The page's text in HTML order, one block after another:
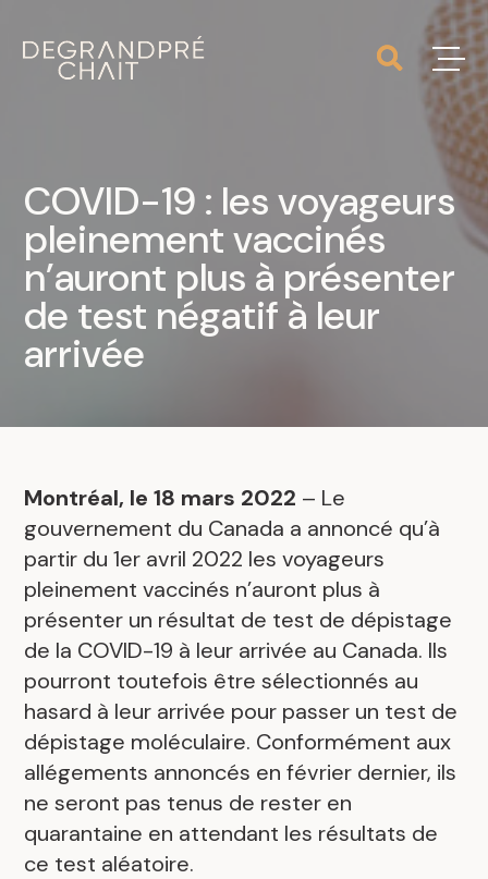
COVID-19 : les voyageurs
pleinement vaccinés
n’auront plus à présenter
de test négatif à leur
arrivée
Montréal, le 18 mars 2022 – Le
gouvernement du Canada a annoncé qu’à
partir du 1er avril 2022 les voyageurs
pleinement vaccinés n’auront plus à
présenter un résultat de test de dépistage
de la COVID-19 à leur arrivée au Canada. Ils
pourront toutefois être sélectionnés au
hasard à leur arrivée pour passer un test de
dépistage moléculaire. Conformément aux
allégements annoncés en février dernier, ils
ne seront pas tenus de rester en
quarantaine en attendant les résultats de
ce test aléatoire.